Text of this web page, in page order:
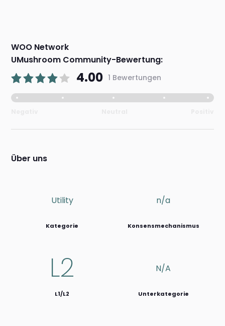
WOO Network
UMushroom Community-Bewertung:
4.00 1 Bewertungen
Über uns
Utility
Kategorie
n/a
Konsensmechanismus
L2
L1/L2
N/a
Unterkategorie